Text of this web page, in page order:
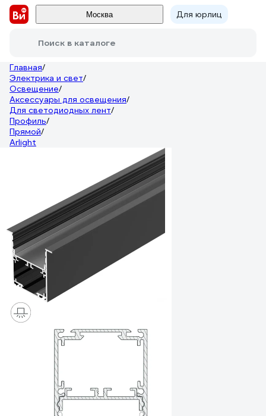
Москва Для юрлиц
Поиск в каталоге
Главная/
Электрика и свет/
Освещение/
Аксессуары для освещения/
Для светодиодных лент/
Профиль/
Прямой/
Arlight